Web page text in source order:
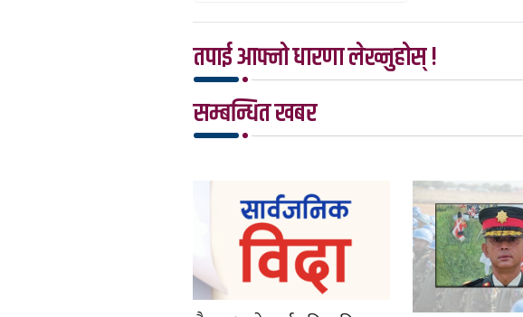
तपाई आफ्नो धारणा लेख्नुहोस् !
सम्बन्धित खबर